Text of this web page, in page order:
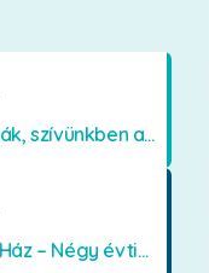
Színpadon a kollégák, szívünkben a lakók
40 éves a Názáret Ház – Négy évtized szeretetben és gondoskodásban